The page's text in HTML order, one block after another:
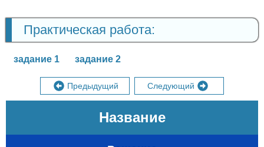
Практическая работа:
задание 1 задание 2
Предыдущий Следующий
Название